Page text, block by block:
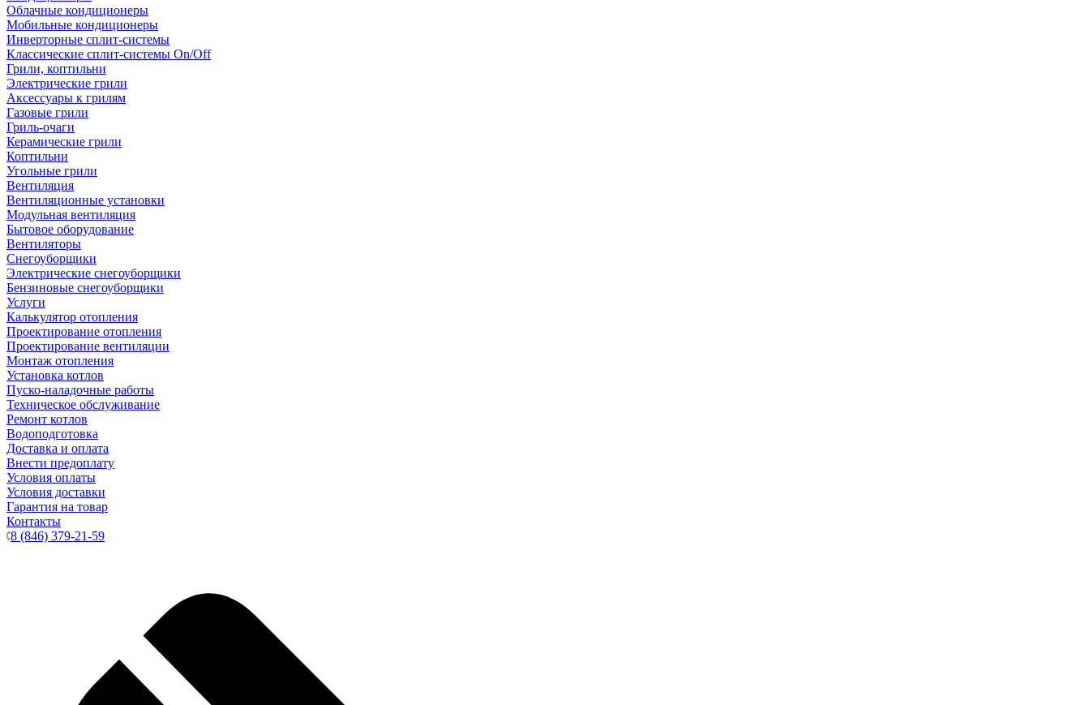
Облачные кондиционеры
Мобильные кондиционеры
Инверторные сплит-системы
Классические сплит-системы On/Off
Грили, коптильни
Электрические грили
Аксессуары к грилям
Газовые грили
Гриль-очаги
Керамические грили
Коптильни
Угольные грили
Вентиляция
Вентиляционные установки
Модульная вентиляция
Бытовое оборудование
Вентиляторы
Снегоуборщики
Электрические снегоуборщики
Бензиновые снегоуборщики
Услуги
Калькулятор отопления
Проектирование отопления
Проектирование вентиляции
Монтаж отопления
Установка котлов
Пуско-наладочные работы
Техническое обслуживание
Ремонт котлов
Водоподготовка
Доставка и оплата
Внести предоплату
Условия оплаты
Условия доставки
Гарантия на товар
Контакты
8 (846) 379-21-59